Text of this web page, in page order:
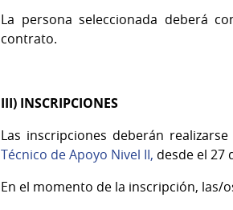
La persona seleccionada deberá
contrato.
III) INSCRIPCIONES
Las inscripciones deberán
Técnico de Apoyo Nivel II, desde el 27
En el momento de la inscripción, las/